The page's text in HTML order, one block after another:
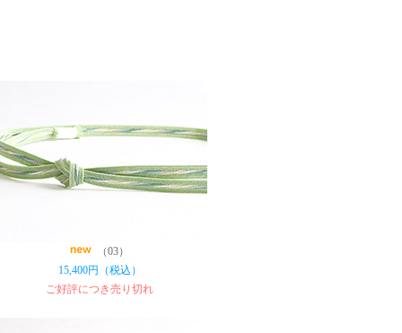
（03）
15,400円（税込）
ご好評につき売り切れ